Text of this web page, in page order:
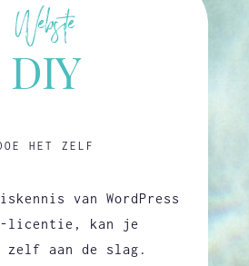
Website
DIY
HET ZELF
van WordPress
licentie, kan je
zelf aan de slag.